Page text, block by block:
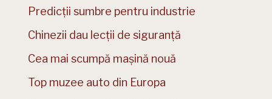
Predicții sumbre pentru industrie
Chinezii dau lecții de siguranță
Cea mai scumpă mașină nouă
Top muzee auto din Europa